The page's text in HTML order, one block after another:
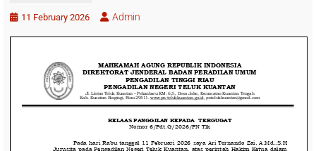
11 February 2026 Admin